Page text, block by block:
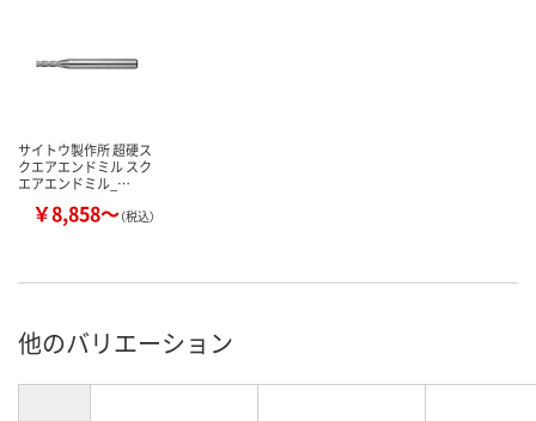
サイトウ製作所 超硬ス
クエアエンドミル スク
エアエンドミル_…
￥8,858～（税込）
他のバリエーション